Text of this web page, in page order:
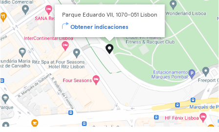
Parque Eduardo VII, 1070-051 Lisbon
Obtener indicaciones